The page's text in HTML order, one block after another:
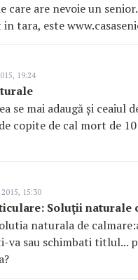
care are nevoie un
in tara, este
19:24
se mai adaugă și
copite de cal mort de
15:30
Soluţii naturale
naturala de
va sau schimbati titlul...